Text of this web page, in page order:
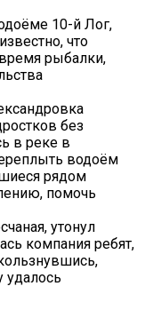
10-й Лог,
что
рыбалки,
без
в реке в
водоём
рядом
помочь
утонул
компания ребят,
удалось